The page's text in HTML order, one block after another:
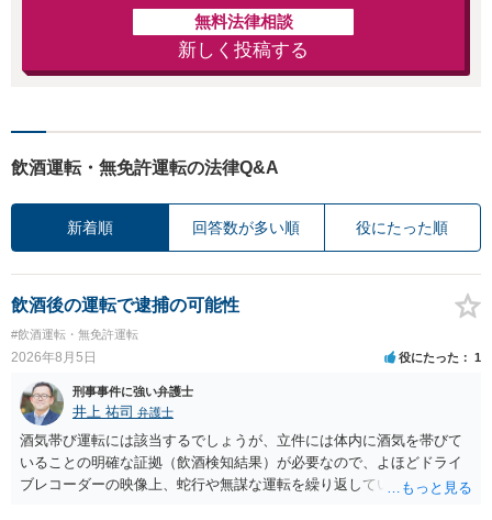
無料法律相談
新しく投稿する
飲酒運転・無免許運転の法律Q&A
新着順 回答数が多い順 役にたった順
飲酒後の運転で逮捕の可能性
#飲酒運転・無免許運転
2026年8月5日 役にたった 1
刑事事件に強い弁護士
井上 祐司 弁護士
酒気帯び運転には該当するでしょうが、立件には体内に酒気を帯びて
いることの明確な証拠（飲酒検知結果）が必要なので、よほどドライ
ブレコーダーの映像上、蛇行や無謀な運転を繰り返している等の映像